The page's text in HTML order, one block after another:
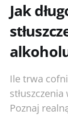
Jak
Ile trwa
Poznaj